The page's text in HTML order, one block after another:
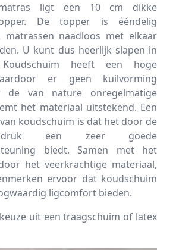
ligt een 10 cm dikke
De topper is ééndelig
naadloos met elkaar
U kunt dus heerlijk slapen in
heeft een hoge
er geen kuilvorming
de van nature onregelmatige
het materiaal uitstekend. Een
koudschuim is dat het door de
druk een zeer goede
biedt. Samen met het
het veerkrachtige materiaal,
ervoor dat koudschuim
ligcomfort bieden.
uit een traagschuim of latex